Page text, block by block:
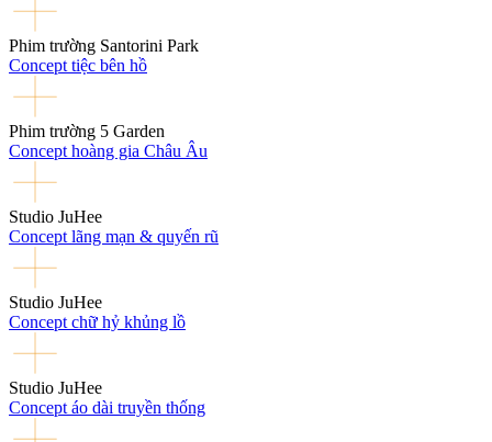
Phim trường Santorini Park
Concept tiệc bên hồ
Phim trường 5 Garden
Concept hoàng gia Châu Âu
Studio JuHee
Concept lãng mạn & quyến rũ
Studio JuHee
Concept chữ hỷ khủng lồ
Studio JuHee
Concept áo dài truyền thống